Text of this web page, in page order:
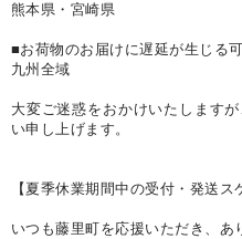
熊本県・宮崎県
■お荷物のお届けに遅延が生じる
九州全域
大変ご迷惑をおかけいたします
い申し上げます。
【夏季休業期間中の受付・発送ス
いつも藤里町を応援いただき、あ